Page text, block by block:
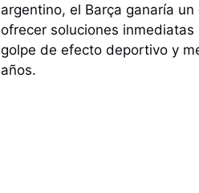
argentino, el Barça ganaría
ofrecer soluciones
golpe de efecto deportivo y
años.